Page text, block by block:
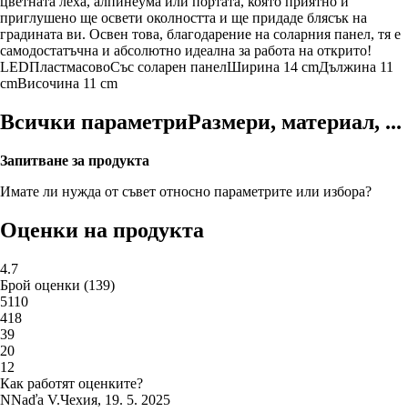
приглушено ще освети околността и ще придаде блясък на
градината ви. Освен това, благодарение на соларния панел, тя е
самодостатъчна и абсолютно идеална за работа на открито!
LEDПластмасовоСъс соларен панелШирина 14 cmДължина 11
cmВисочина 11 cm
Всички параметриРазмери, материал, ...
Запитване за продукта
Имате ли нужда от съвет относно параметрите или избора?
Оценки на продукта
4.7
Брой оценки (139)
5110
418
39
20
1 2
Как работят оценките?
NNaďa V.Чехия, 19. 5. 2025